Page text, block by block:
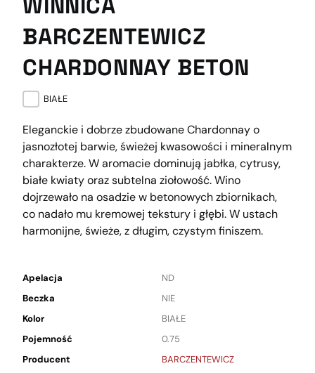
WINNICA
BARCZENTEWICZ
CHARDONNAY BETON
BIAŁE
Eleganckie i dobrze zbudowane Chardonnay o
jasnozłotej barwie, świeżej kwasowości i mineralnym
charakterze. W aromacie dominują jabłka, cytrusy,
białe kwiaty oraz subtelna ziołowość. Wino
dojrzewało na osadzie w betonowych zbiornikach,
co nadało mu kremowej tekstury i głębi. W ustach
harmonijne, świeże, z długim, czystym finiszem.
Apelacja
ND
Beczka
NIE
Kolor
BIAŁE
Pojemność
0.75
Producent
BARCZENTEWICZ